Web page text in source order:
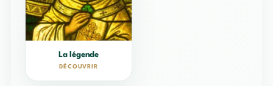
La légende
DÉCOUVRIR